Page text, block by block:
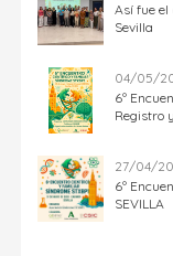
Así fue el
Sevilla
04/05/
6º
Registro
27/04/
6º
SEVILLA